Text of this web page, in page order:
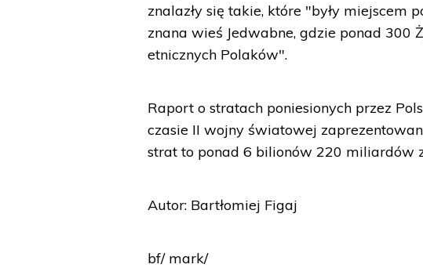
znalazły się takie, które "były
znana wieś Jedwabne, gdzie ponad 300
etnicznych Polaków".
Raport o stratach poniesionych przez
czasie II wojny światowej
strat to ponad 6 bilionów 220 miliardów
Autor: Bartłomiej Figaj
bf/ mark/